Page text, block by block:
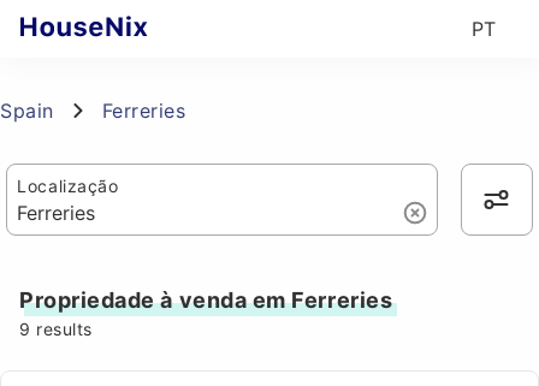
PT
Spain Ferreries
Localização
Propriedade à venda em Ferreries
9 results